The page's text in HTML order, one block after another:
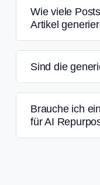
Wie viele
Artikel
Sind die
Brauche ich
für AI